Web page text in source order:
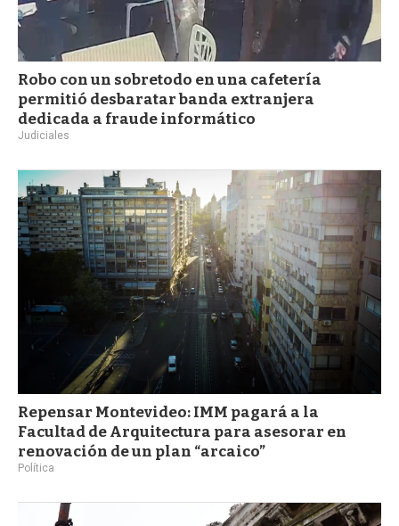
Robo con un sobretodo en una cafetería
permitió desbaratar banda extranjera
dedicada a fraude informático
Judiciales
Repensar Montevideo: IMM pagará a la
Facultad de Arquitectura para asesorar en
renovación de un plan “arcaico”
Política